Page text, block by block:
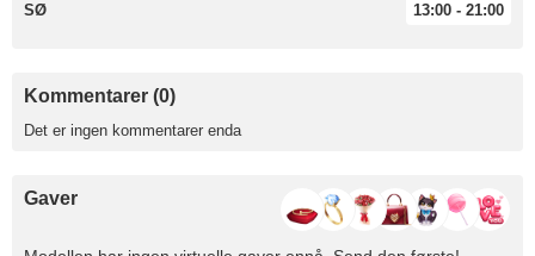
SØ 13:00 - 21:00
Kommentarer (0)
Det er ingen kommentarer enda
Gaver